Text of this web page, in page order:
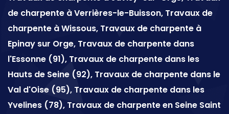
de charpente à Verrières-le-Buisson, Travaux de
charpente à Wissous, Travaux de charpente à
Epinay sur Orge, Travaux de charpente dans
l'Essonne (91), Travaux de charpente dans les
Hauts de Seine (92), Travaux de charpente dans le
Val d'Oise (95), Travaux de charpente dans les
Yvelines (78), Travaux de charpente en Seine Saint